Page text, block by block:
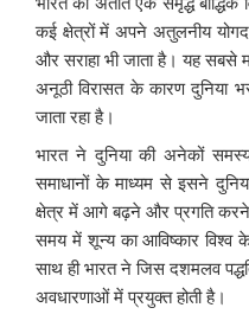
कई क्षेत्रों में अपने अतुलनीय
और सराहा भी जाता है। यह सबसे
अनूठी विरासत के कारण दुनिया
जाता रहा है।
भारत ने दुनिया की अनेकों
समाधानों के माध्यम से इसने
क्षेत्र में आगे बढ़ने और प्रगति
समय में शून्य का आविष्कार
साथ ही भारत ने जिस दशमलव
अवधारणाओं में प्रयुक्त होती है।